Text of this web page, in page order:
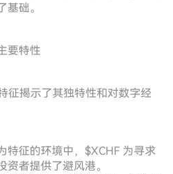
础。
要特性
征揭示了其独特性和对数字经
特征的环境中，$XCHF 为寻求
者提供了避风港。